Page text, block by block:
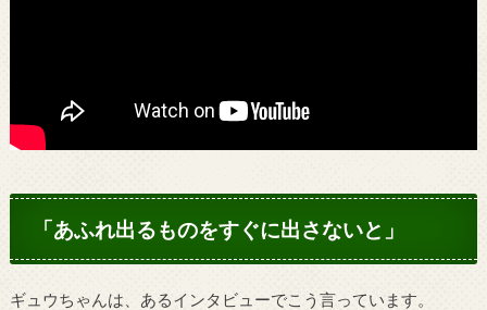
「あふれ出るものをすぐに出さないと」
ギュウちゃんは、あるインタビューでこう言っています。